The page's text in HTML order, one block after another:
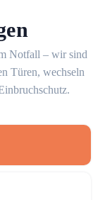
Notfall – wir sind
Türen, wechseln